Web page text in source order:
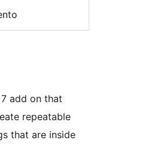
add on that
repeatable
that are inside